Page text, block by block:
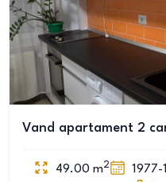
Vand apartament 2
49.00 m2 1977-